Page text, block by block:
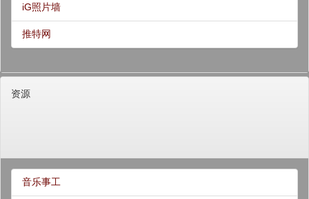
iG照片墙
推特网
资源
音乐事工